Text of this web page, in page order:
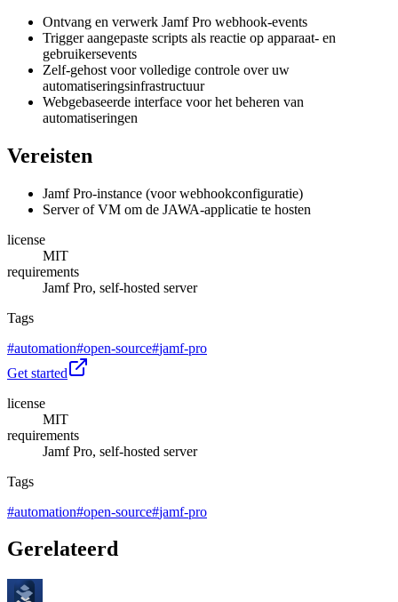
Ontvang en verwerk Jamf Pro webhook-events
Trigger aangepaste scripts als reactie op apparaat- en
gebruikersevents
Zelf-gehost voor volledige controle over uw
automatiseringsinfrastructuur
Webgebaseerde interface voor het beheren van
automatiseringen
Vereisten
Jamf Pro-instance (voor webhookconfiguratie)
Server of VM om de JAWA-applicatie te hosten
license
MIT
requirements
Jamf Pro, self-hosted server
Tags
#automation#open-source#jamf-pro
Get started
license
MIT
requirements
Jamf Pro, self-hosted server
Tags
#automation#open-source#jamf-pro
Gerelateerd